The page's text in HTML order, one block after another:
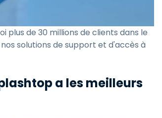
plus de 30 millions de clients dans le
solutions de support et d'accès à
a les meilleurs